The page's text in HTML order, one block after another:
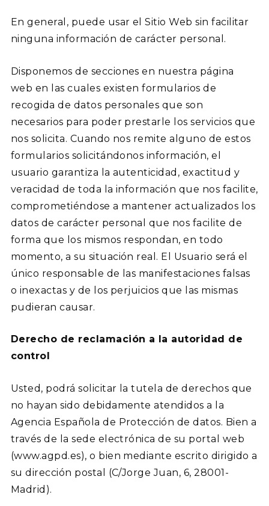
En general, puede usar el Sitio Web sin facilitar
ninguna información de carácter personal.
Disponemos de secciones en nuestra página
web en las cuales existen formularios de
recogida de datos personales que son
necesarios para poder prestarle los servicios que
nos solicita. Cuando nos remite alguno de estos
formularios solicitándonos información, el
usuario garantiza la autenticidad, exactitud y
veracidad de toda la información que nos facilite,
comprometiéndose a mantener actualizados los
datos de carácter personal que nos facilite de
forma que los mismos respondan, en todo
momento, a su situación real. El Usuario será el
único responsable de las manifestaciones falsas
o inexactas y de los perjuicios que las mismas
pudieran causar.
Derecho de reclamación a la autoridad de
control
Usted, podrá solicitar la tutela de derechos que
no hayan sido debidamente atendidos a la
Agencia Española de Protección de datos. Bien a
través de la sede electrónica de su portal web
(www.agpd.es), o bien mediante escrito dirigido a
su dirección postal (C/Jorge Juan, 6, 28001-
Madrid).